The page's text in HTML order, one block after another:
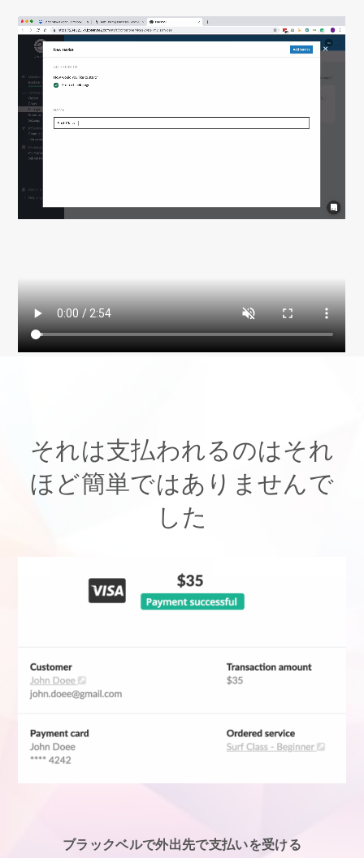
それは支払われるのはそれ
ほど簡単ではありませんで
した
ブラックベルで外出先で支払いを受ける